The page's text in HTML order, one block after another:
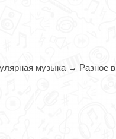
музыка → Разное в